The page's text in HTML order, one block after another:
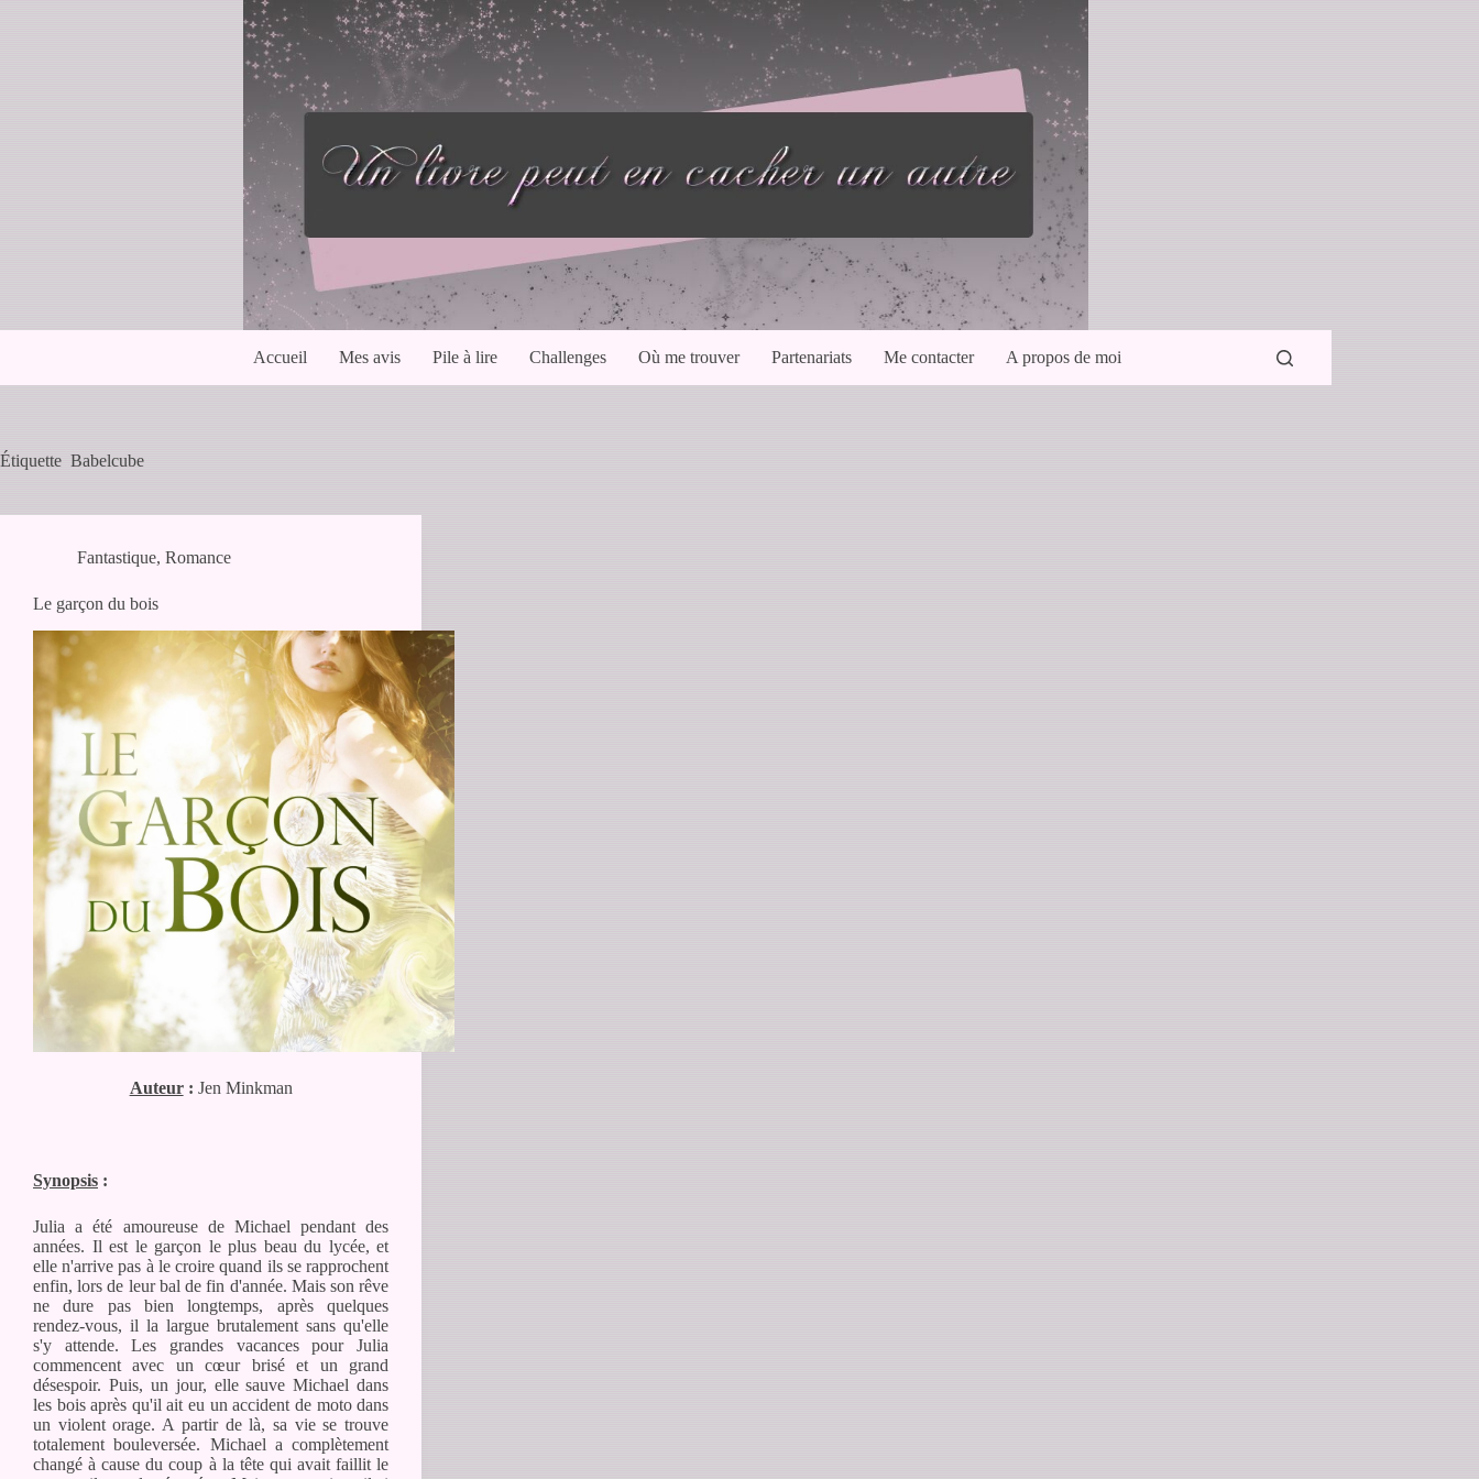
Accueil Mes avis Pile à lire Challenges Où me trouver Partenariats Me contacter A propos de moi
Étiquette Babelcube
Fantastique, Romance
Le garçon du bois
Auteur: Jen Minkman
Synopsis :
Julia a été amoureuse de Michael pendant des
années. Il est le garçon le plus beau du lycée, et
elle n'arrive pas à le croire quand ils se rapprochent
enfin, lors de leur bal de fin d'année. Mais son rêve
ne dure pas bien longtemps, après quelques
rendez-vous, il la largue brutalement sans qu'elle
s'y attende. Les grandes vacances pour Julia
commencent avec un cœur brisé et un grand
désespoir. Puis, un jour, elle sauve Michael dans
les bois après qu'il ait eu un accident de moto dans
un violent orage. A partir de là, sa vie se trouve
totalement bouleversée. Michael a complètement
changé à cause du coup à la tête qui avait faillit le